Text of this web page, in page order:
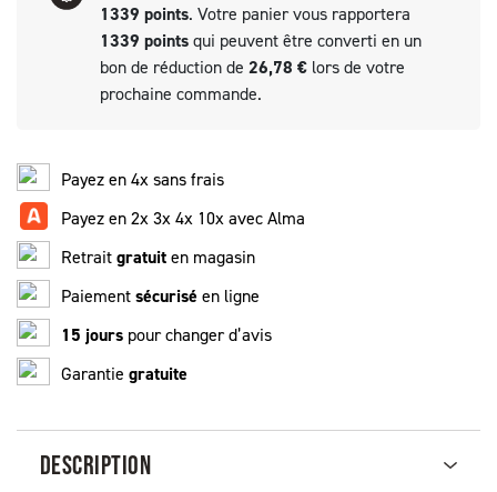
1339 points. Votre panier vous rapportera
1339 pointsqui peuvent être converti en un
bon de réduction de 26,78 €lors de votre
prochaine commande.
Payez en 4x sans frais
Payez en 2x 3x 4x 10x avec Alma
Retraitgratuiten magasin
Paiementsécurisé en ligne
15 jours pour changer d’avis
Garantie gratuite
DESCRIPTION